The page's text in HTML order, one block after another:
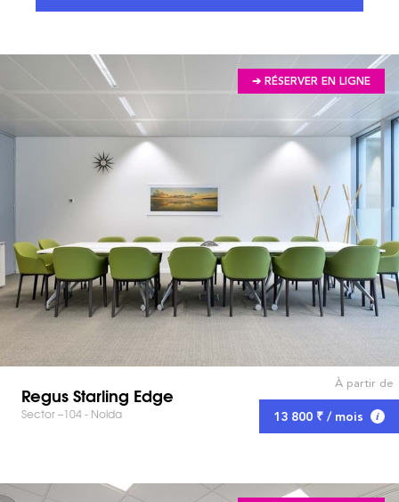
➔ RÉSERVER EN LIGNE
Regus Starling Edge
Sector –104 - Noida
À partir de
13 800 ₹ / mois